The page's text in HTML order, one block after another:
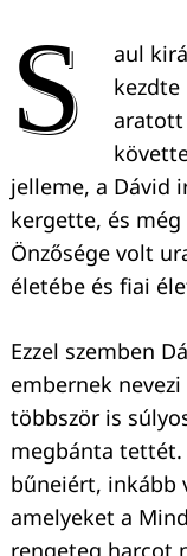
S
aul
kezdte
aratott
jelleme, a Dávid
kergette, és
Önzősége volt
életébe és fiai
Ezzel szemben
embernek
többször is
megbánta
bűneiért, inkább
amelyeket a
rengeteg harcot